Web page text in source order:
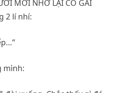
MỚI NHỚ LẠI CÔ GÁI
2 lí nhí:
mình: